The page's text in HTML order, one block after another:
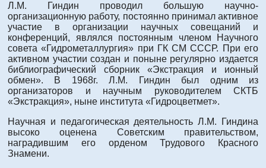
Л.М. Гиндин проводил большую научно-
организационную работу, постоянно принимал активное
участие в организации научных совещаний и
конференций, являлся постоянным членом Научного
совета «Гидрометаллургия» при ГК СМ СССР. При его
активном участии создан и поныне регулярно издается
библиографический сборник «Экстракция и ионный
обмен». В 1968г. Л.М. Гиндин был одним из
организаторов и научным руководителем СКТБ
«Экстракция», ныне института «Гидроцветмет».
Научная и педагогическая деятельность Л.М. Гиндина
высоко оценена Советским правительством,
наградившим его орденом Трудового Красного
Знамени.